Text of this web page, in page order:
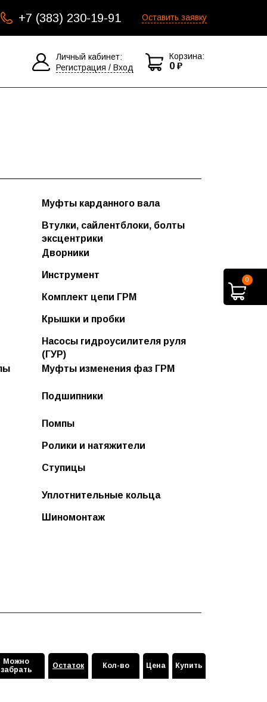
+7 (383) 230-19-91 Оставить заявку
Личный кабинет:
Регистрация / Вход
Корзина:
0 ₽
Муфты карданного вала
Втулки, сайлентблоки, болты
эксцентрики
Болты эксцентрики
Втулки стабилизатора
Втулки ступицы
Сайлентблоки
Дворники
Дворники зимние "Оптимум"
Дворники летние
Дворники летние ECONOM
Дворники силиконовые
Дворники универсальные
Ленты стеклоочистителя и
Инструмент
Комплект цепи ГРМ
Крышки и пробки
Насосы гидроусилителя руля
(ГУР)
Муфты изменения фаз ГРМ
Подшипники
Помпы
Ролики и натяжители
Ступицы
Уплотнительные кольца
Шиномонтаж
Можно
забрать
Остаток Кол-во Цена Купить
0